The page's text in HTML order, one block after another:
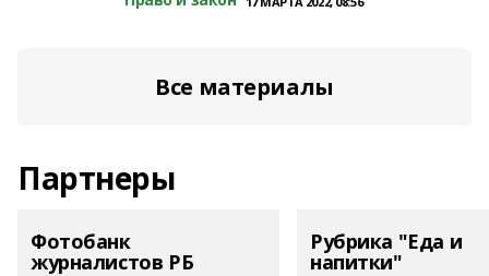
Все материалы
Партнеры
Фотобанк
журналистов РБ
Рубрика "Еда и
напитки"